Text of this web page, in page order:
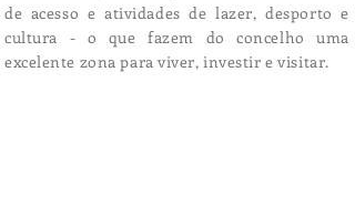
de acesso e atividades de lazer, desporto e
cultura - o que fazem do concelho uma
excelente zona para viver, investir e visitar.